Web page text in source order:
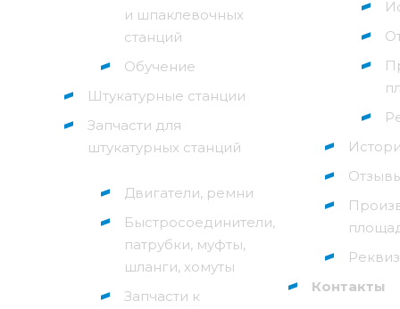
и шпаклевочных
станций
Обучение
Штукатурные станции
Запчасти для
штукатурных станций
Двигатели, ремни
Быстросоединители,
патрубки, муфты,
шланги, хомуты
Запчасти к
Контакты